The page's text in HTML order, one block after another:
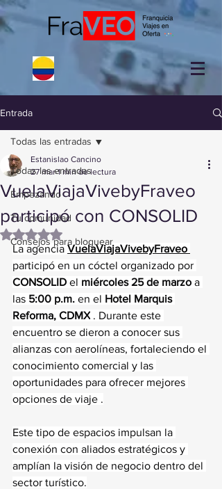
Entrada
Todas las entradas
Empezando
Tu comunidad
Consejos para bloguear
Todas las entradas
VuelaViajaVivebyFraveo
participó con CONSOLID
Estanislao Cancino
27 mar 1 min de lectura
Obtuvo NaN de 5 estrellas.
La agencia VuelaViajaVivebyFraveo
participó en un cóctel organizado por
CONSOLID el miércoles 25 de marzo a
las 5:00 p.m. en el Hotel Marquis
Reforma, CDMX . Durante este
encuentro se dieron a conocer sus
alianzas con aerolíneas, fortaleciendo el
conocimiento comercial y las
oportunidades para ofrecer mejores
opciones de viaje .
Este tipo de espacios impulsan la
conexión con aliados estratégicos y
amplían la visión de negocio dentro del
sector turístico.